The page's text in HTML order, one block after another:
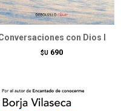
con Dios I
$U 690